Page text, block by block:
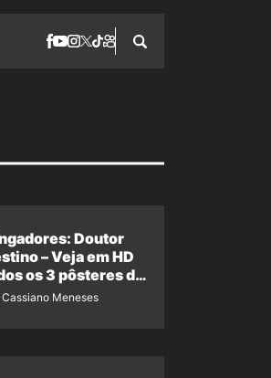
Doutor
– Veja em HD
os 3 pôsteres de
+ 1 imagem
Cassiano Meneses